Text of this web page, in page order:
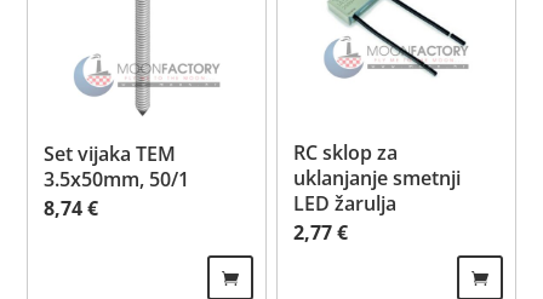
Set vijaka TEM
3.5x50mm, 50/1
8,74€
RC sklop za
uklanjanje smetnji
LED žarulja
2,77€